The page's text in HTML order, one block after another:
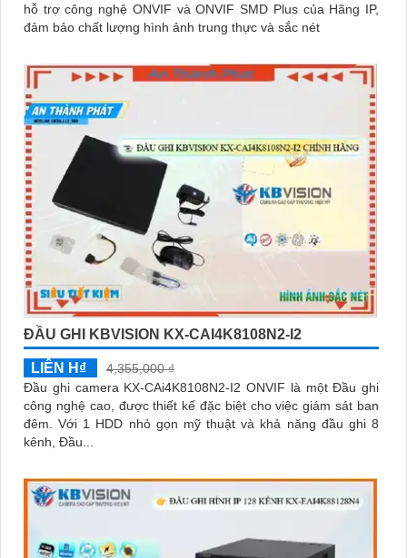
hỗ trợ công nghệ ONVIF và ONVIF SMD Plus của Hãng IP,
đảm bảo chất lượng hình ảnh trung thực và sắc nét
ĐẦU GHI KBVISION KX-CAI4K8108N2-I2
LIÊN H₫
4,355,000 ₫
Đầu ghi camera KX-CAi4K8108N2-I2 ONVIF là một Đầu ghi
công nghệ cao, được thiết kế đặc biệt cho việc giám sát ban
đêm. Với 1 HDD nhỏ gọn mỹ thuật và khả năng đầu ghi 8
kênh, Đầu...